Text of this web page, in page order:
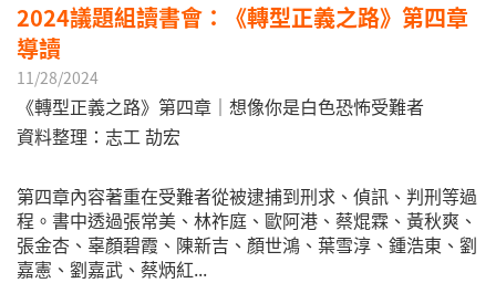
2024議題組讀書會：《轉型正義之路》第四章
導讀
11/28/2024
《轉型正義之路》第四章｜想像你是白色恐怖受難者
資料整理：志工 劼宏
第四章內容著重在受難者從被逮捕到刑求、偵訊、判刑等過
程。書中透過張常美、林祚庭、歐阿港、蔡焜霖、黃秋爽、
張金杏、辜顏碧霞、陳新吉、顏世鴻、葉雪淳、鍾浩東、劉
嘉憲、劉嘉武、蔡炳紅...